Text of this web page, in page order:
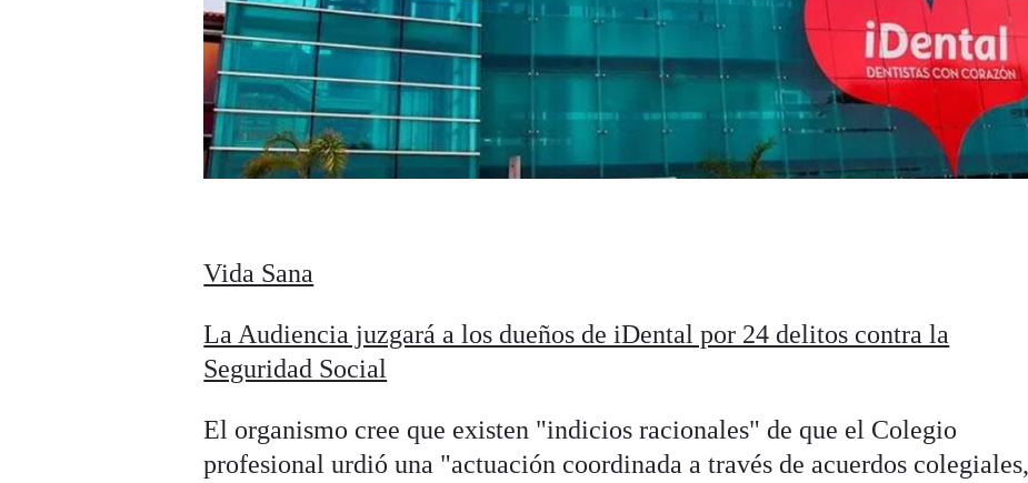
Vida Sana
La Audiencia juzgará a los dueños de iDental por 24 delitos contra la
Seguridad Social
El organismo cree que existen "indicios racionales" de que el Colegio
profesional urdió una "actuación coordinada a través de acuerdos colegiales,